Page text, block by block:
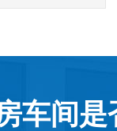
车间